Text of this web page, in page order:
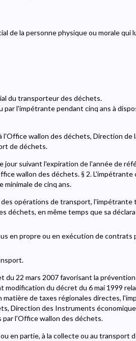
de la personne physique ou morale qui
du transporteur des déchets.
l'impétrante pendant cinq ans à
l'Office wallon des déchets, Direction de
de déchets.
suivant l'expiration de l'année de
wallon des déchets. § 2. L'impétrante
minimale de cinq ans.
opérations de transport, l'impétrante
déchets, en même temps que sa
en propre ou en exécution de contrats
du 22 mars 2007 favorisant la
du décret du 6 mai 1999
de taxes régionales directes,
Direction des Instruments
par l'Office wallon des déchets.
en partie, à la collecte ou au transport